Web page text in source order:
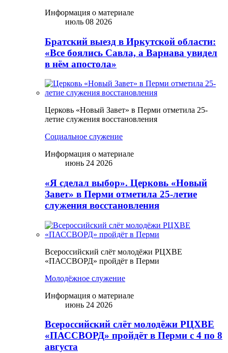
Информация о материале
июль 08 2026
Братский выезд в Иркутской области:
«Все боялись Савла, а Варнава увидел
в нём апостола»
Церковь «Новый Завет» в Перми отметила 25-
летие служения восстановления
Социальное служение
Информация о материале
июнь 24 2026
«Я сделал выбор». Церковь «Новый
Завет» в Перми отметила 25-летие
служения восстановления
Всероссийский слёт молодёжи РЦХВЕ
«ПАССВОРД» пройдёт в Перми
Молодёжное служение
Информация о материале
июнь 24 2026
Всероссийский слёт молодёжи РЦХВЕ
«ПАССВОРД» пройдёт в Перми с 4 по 8
августа